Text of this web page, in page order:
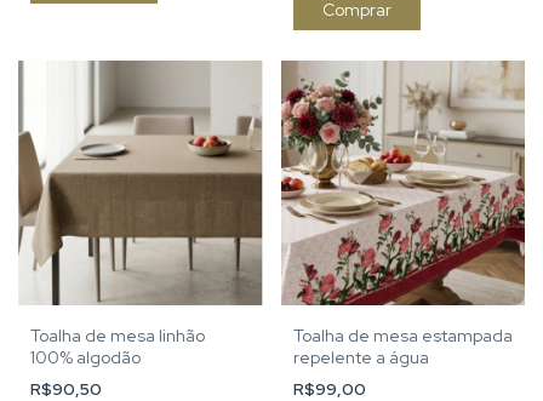
Comprar
Toalha de mesa linhão
100% algodão
R$90,50
Toalha de mesa estampada
repelente a água
R$99,00